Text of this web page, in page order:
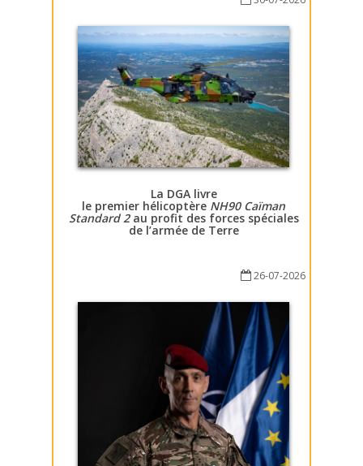
La DGA livre
le premier hélicoptère NH90 Caïman
Standard 2au profit des forces spéciales
de l’armée de Terre
26-07-2026